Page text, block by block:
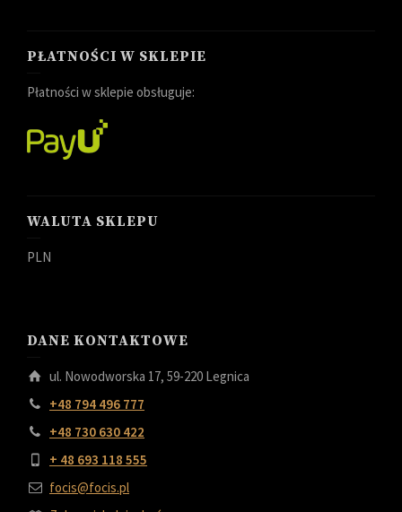
PŁATNOŚCI W SKLEPIE
Płatności w sklepie obsługuje:
WALUTA SKLEPU
PLN
DANE KONTAKTOWE
ul. Nowodworska 17, 59-220 Legnica
+48 794 496 777
+48 730 630 422
+ 48 693 118 555
focis@focis.pl